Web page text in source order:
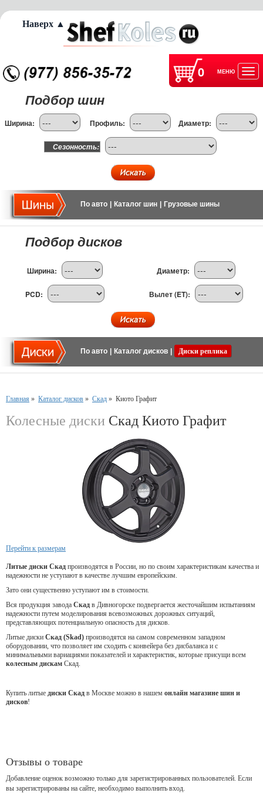
0 МЕНЮ
Подбор шин
Ширина: Профиль: Диаметр:
Сезонность:
По авто Каталог шин Грузовые шины
Подбор дисков
Ширина: Диаметр:
PCD: Вылет (ET):
По авто Каталог дисков Диски реплика
Главная » Каталог дисков » Скад » Киото Графит
Колесные диски Скад Киото Графит
Перейти к размерам
Литые диски Скад производятся в России, но по своим характеристикам качества и
надежности не уступают в качестве лучшим европейским.
Зато они существенно уступают им в стоимости.
Вся продукция завода Скад в Дивногорске подвергается жесточайшим испытаниям
надежности путем моделирования всевозможных дорожных ситуаций,
представляющих потенциальную опасность для дисков.
Литые диски Скад (Skad) производятся на самом современном западном
оборудовании, что позволяет им сходить с конвейера без дисбаланса и с
минимальными вариациями показателей и характеристик, которые присущи всем
колесным дискам Скад.
Купить литые диски Скад в Москве можно в нашем онлайн магазине шин и
дисков!
Отзывы о товаре
Добавление оценок возможно только для зарегистрированных пользователей. Если
вы зарегистрированы на сайте, необходимо выполнить вход.
Наверх ▲